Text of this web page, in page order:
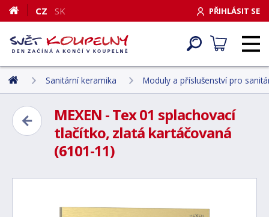
PŘIHLÁSIT SE
CZ SK
Sanitární keramika Moduly a příslušenství pro
MEXEN - Tex 01 splachovací
tlačítko, zlatá kartáčovaná
(6101-11)